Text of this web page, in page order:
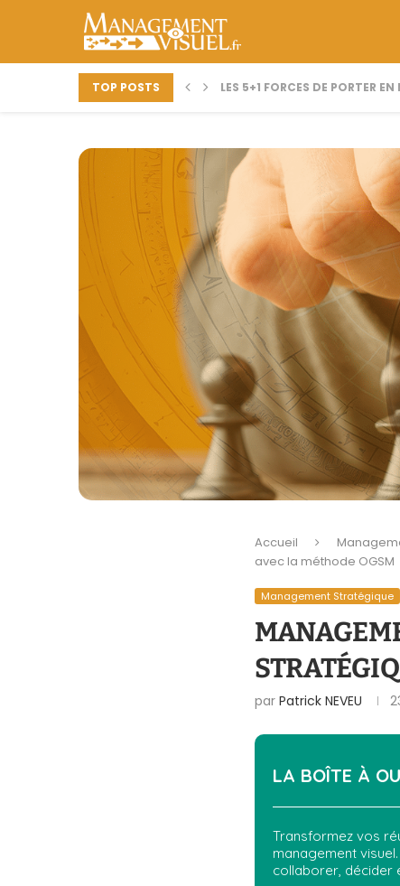
TOP POSTS LES 5+1 FORCES DE PORTER
MIND MAPPING ET CV
Accueil
avec la méthode OGSM
Management Stratégique
par Patrick NEVEU
LA BOÎTE À
Transformez vos
management
collaborer, décider